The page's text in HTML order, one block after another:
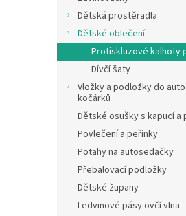
l
Dětská prostěradla
Dětské oblečení
Protiskluzové kalhoty
Dívčí šaty
Vložky a podložky do
kočárků
Dětské osušky s kapucí a
Povlečení a peřinky
Potahy na autosedačky
Přebalovací podložky
Dětské župany
Ledvinové pásy ovčí vlna